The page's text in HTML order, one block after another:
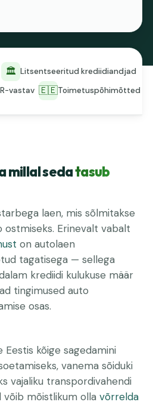
🏛️ Litsentseeritud krediidiandjad
vastav 🇪🇪Toimetuspõhimõtted
millal sedatasub
laen, mis sõlmitakse
ostmiseks. Erinevalt vabalt
on autolaen
tagatisega — sellega
krediidi kulukuse määr
tingimused auto
osas.
kõige sagedamini
vanema sõiduki
vajaliku transpordivahendi
võib mõistlikum olla võrrelda